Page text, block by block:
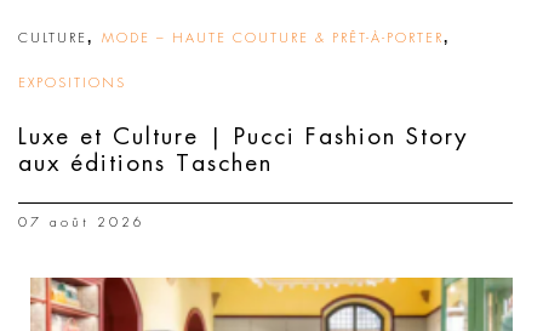
CULTURE , MODE – HAUTE COUTURE & PRÊT-À-PORTER,
EXPOSITIONS
Luxe et Culture | Pucci Fashion Story
aux éditions Taschen
07 août 2026